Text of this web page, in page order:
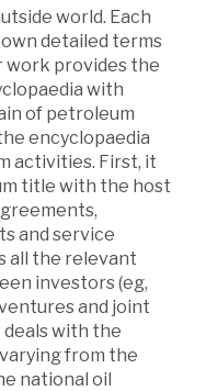
world. Each
detailed terms
work provides the
with
of petroleum
encyclopaedia
activities. First, it
title with the host
and service
all the relevant
investors (eg,
and joint
with the
from the
national oil